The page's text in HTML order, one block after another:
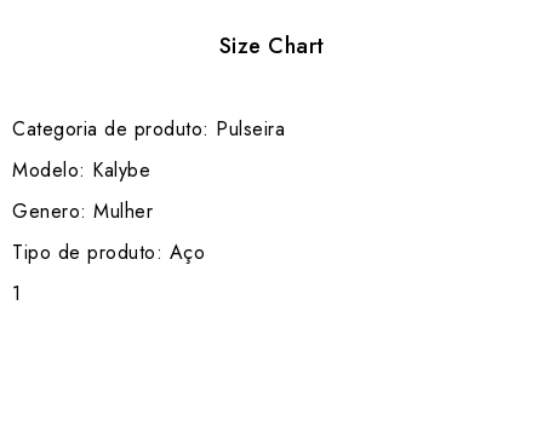
Size Chart
Categoria de produto: Pulseira
Modelo: Kalybe
Genero: Mulher
Tipo de produto: Aço
1